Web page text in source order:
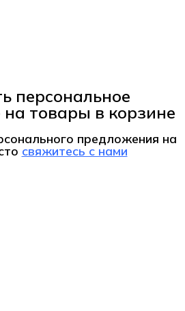
персональное
товары в корзине
предложения на
свяжитесь с нами